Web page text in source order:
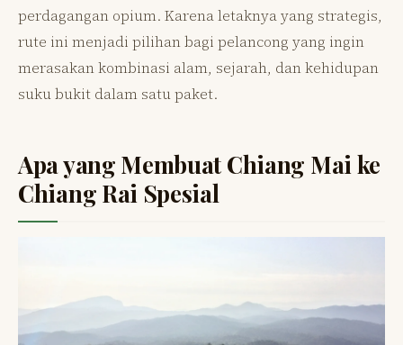
perdagangan opium. Karena letaknya yang strategis,
rute ini menjadi pilihan bagi pelancong yang ingin
merasakan kombinasi alam, sejarah, dan kehidupan
suku bukit dalam satu paket.
Apa yang Membuat Chiang Mai ke
Chiang Rai Spesial